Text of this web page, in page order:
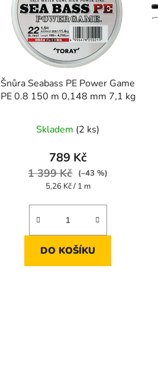
Šnůra Seabass PE Power Game
PE 0.8 150 m 0,148 mm 7,1 kg
Skladem (2 ks)
789 Kč
1 399 Kč (–43 %)
Měrná
5,26 Kč / 1 m
DO KOŠÍKU